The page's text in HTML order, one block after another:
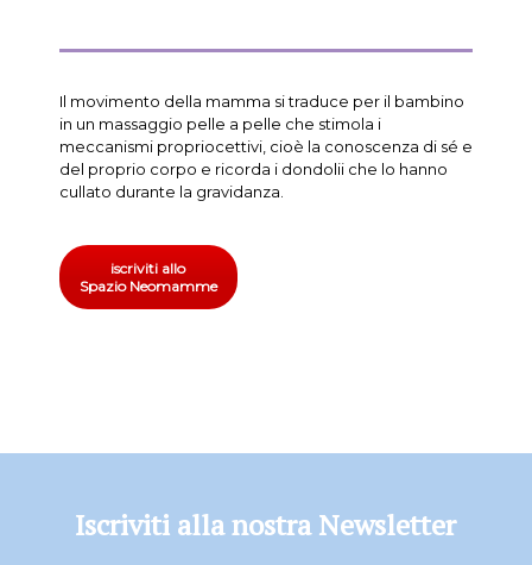
Il movimento della mamma si traduce per il bambino
in un massaggio pelle a pelle che stimola i
meccanismi propriocettivi, cioè la conoscenza di sé e
del proprio corpo e ricorda i dondolii che lo hanno
cullato durante la gravidanza.
iscriviti allo
Spazio Neomamme
Iscriviti alla nostra Newsletter